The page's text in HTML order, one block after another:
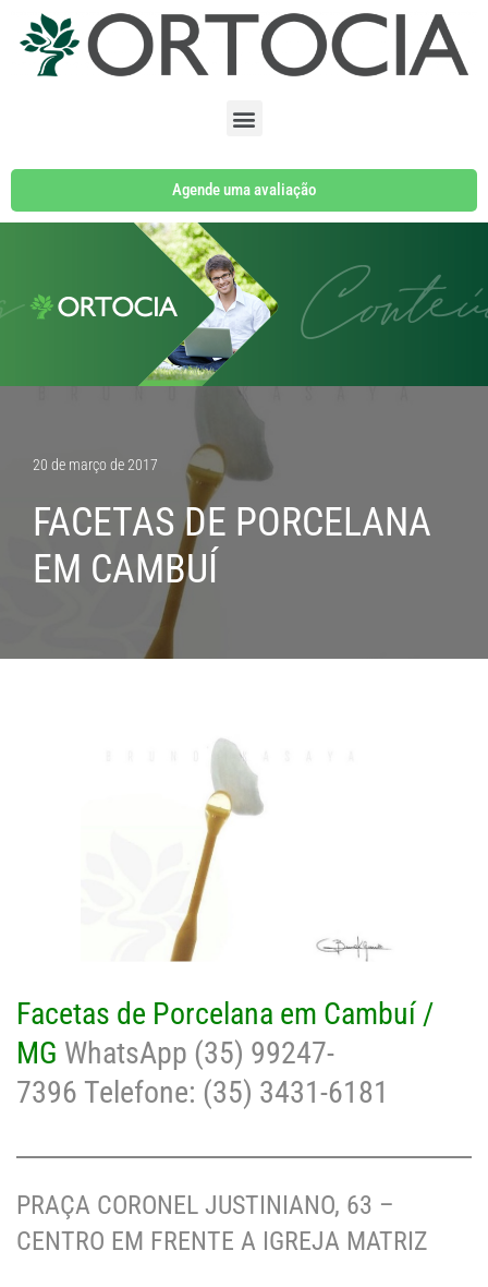
Pular
Agende uma avaliação
20 de março de 2017
FACETAS DE PORCELANA
EM CAMBUÍ
Facetas de Porcelana em Cambuí /
MG WhatsApp (35) 99247-
7396 Telefone: (35) 3431-6181
PRAÇA CORONEL JUSTINIANO, 63 –
CENTRO EM FRENTE A IGREJA MATRIZ